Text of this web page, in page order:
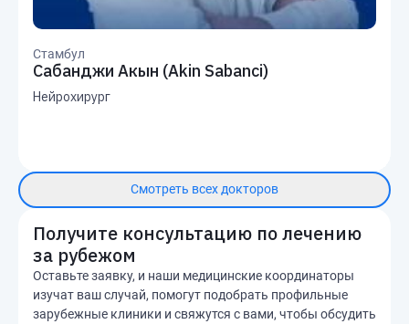
Стамбул
Сабанджи Акын (Akin Sabanci)
Нейрохирург
Смотреть всех докторов
Получите консультацию по лечению
за рубежом
Оставьте заявку, и наши медицинские координаторы
изучат ваш случай, помогут подобрать профильные
зарубежные клиники и свяжутся с вами, чтобы обсудить